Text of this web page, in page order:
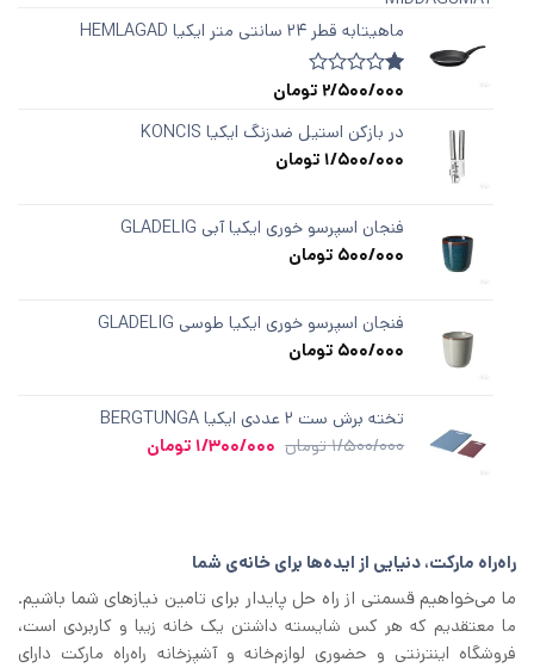
ماهیتابه قطر ۲۴ سانتی متر ایکیا HEMLAGAD
امتیازدهی
از
در
1
2/500/000 تومان
در بازکن استیل ضدزنگ ایکیا KONCIS
1/500/000 تومان
فنجان اسپرسو خوری ایکیا آبی GLADELIG
500/000 تومان
فنجان اسپرسو خوری ایکیا طوسی GLADELIG
500/000 تومان
تخته برش ست ۲ عددی ایکیا BERGTUNGA
1/500/000 تومان قیمت
1/300/000 تومان
راه‌راه مارکت، دنیایی از ایده‌ها برای خانه‌ی شما
ما می‌خواهیم قسمتی از راه حل پایدار برای تامین نیازهای شما باشیم.
ما معتقدیم که هر کس شایسته داشتن یک خانه زیبا و کاربردی است،
فروشگاه اینترنتی و حضوری لوازم‌خانه و آشپزخانه راه‌راه مارکت دارای